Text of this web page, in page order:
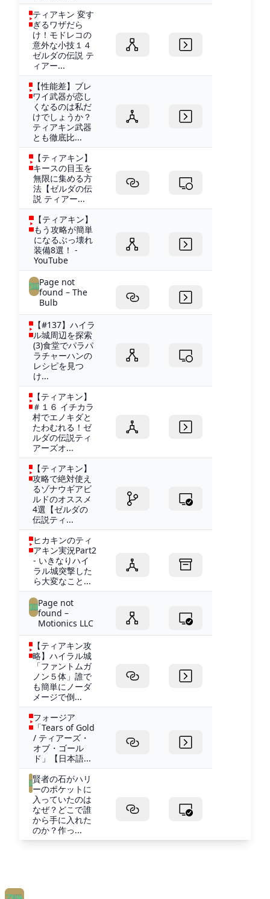
ティアキン 変す
ぎるワザだら
け！モドレコの
意外な小技１４
ゼルダの伝説 テ
ィアー...
【性能差】ブレ
ワイ武器が恋し
くなるのは私だ
けでしょうか？
ティアキン武器
とも徹底比...
【ティアキン】
キースの目玉を
無限に集める方
法【ゼルダの伝
説 ティアー...
【ティアキン】
もう攻略が簡単
になるぶっ壊れ
装備8選！ -
YouTube
Page not
found – The
Bulb
【#137】ハイラ
ル城周辺を探索
(3)食堂でパラパ
ラチャーハンの
レシピを見つ
け...
【ティアキン】
＃１６ イチカラ
村でエノキダと
たわむれる！ゼ
ルダの伝説ティ
アーズオ...
【ティアキン】
攻略で絶対使え
るゾナウギアビ
ルドのオススメ
4選【ゼルダの
伝説ティ...
ヒカキンのティ
アキン実況Part2
- いきなりハイ
ラル城突撃した
ら大変なこと...
Page not
found –
Motionics LLC
【ティアキン攻
略】ハイラル城
「ファントムガ
ノン５体」誰で
も簡単にノーダ
メージで倒...
フォージア
「Tears of Gold
/ ティアーズ・
オブ・ゴール
ド」【日本語...
賢者の石がハリ
ーのポケットに
入っていたのは
なぜ？どこで誰
から手に入れた
のか？作っ...